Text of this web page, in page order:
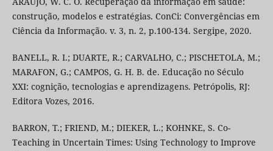
construção, modelos e estratégias. ConCi: Convergências em
Ciência da Informação. v. 3, n. 2, p.100-134. Sergipe, 2020.
BANELL, R. I.; DUARTE, R.; CARVALHO, C.; PISCHETOLA, M.;
MARAFON, G.; CAMPOS, G. H. B. de. Educação no Século
XXI: cognição, tecnologias e aprendizagens. Petrópolis, RJ:
Editora Vozes, 2016.
BARRON, T.; FRIEND, M.; DIEKER, L.; KOHNKE, S. Co-
Teaching in Uncertain Times: Using Technology to Improve